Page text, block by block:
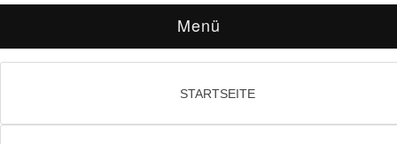
Menü
STARTSEITE